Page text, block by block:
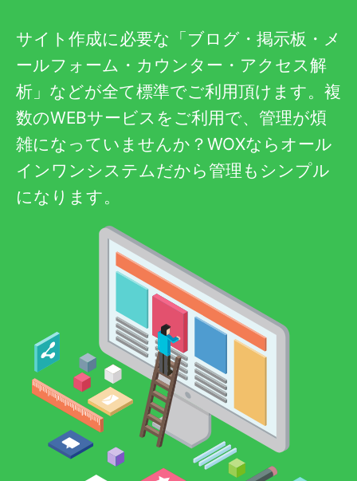
サイト作成に必要な「ブログ・掲示板・メ
ールフォーム・カウンター・アクセス解
析」などが全て標準でご利用頂けます。複
数のWEBサービスをご利用で、管理が煩
雑になっていませんか？WOXならオール
インワンシステムだから管理もシンプル
になります。